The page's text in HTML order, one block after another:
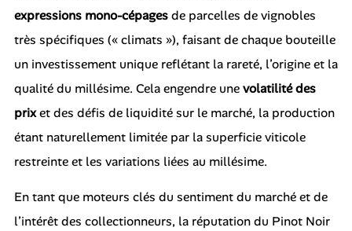
expressions mono-cépagesde parcelles de vignobles
très spécifiques (« climats »), faisant de chaque bouteille
un investissement unique reflétant la rareté, l’origine et la
qualité du millésime. Cela engendre unevolatilité des
prixet des défis de liquidité sur le marché, la production
étant naturellement limitée par la superficie viticole
restreinte et les variations liées au millésime.
En tant que moteurs clés du sentiment du marché et de
l’intérêt des collectionneurs, la réputation du Pinot Noir